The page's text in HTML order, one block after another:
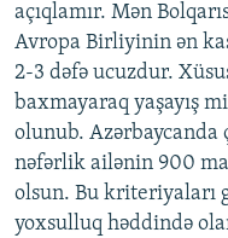
açıqlamır. Mən
Avropa Birliyinin ən
2-3 dəfə ucuzdur.
baxmayaraq yaşayış
olunub. Azərbaycanda
nəfərlik ailənin 900
olsun. Bu kriteriyaları
yoxsulluq həddində